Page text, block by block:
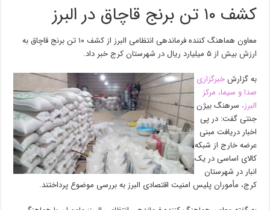
کشف ۱۰ تن برنج قاچاق در البرز
معاون هماهنگ کننده فرماندهی انتظامی البرز از کشف ۱۰ تن برنج قاچاق به
ارزش بیش از ۵ میلیارد ریال در شهرستان کرج خبر داد.
به گزارشخبرگزاری
صدا و سیما، مرکز
البرز، سرهنگ بیژن
جنتی گفت: در پی
اخبار دریافت مبنی
عرضه خارج از شبکه
کالای اساسی در یک
انبار در شهرستان
کرج، مأموران پلیس امنیت اقتصادی البرز به بررسی موضوع پرداختند.